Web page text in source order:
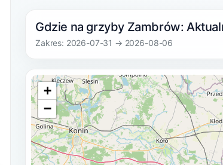
Gdzie na grzyby Zambrów:
Zakres: 2026-07-31 → 2026-08-06
+
−